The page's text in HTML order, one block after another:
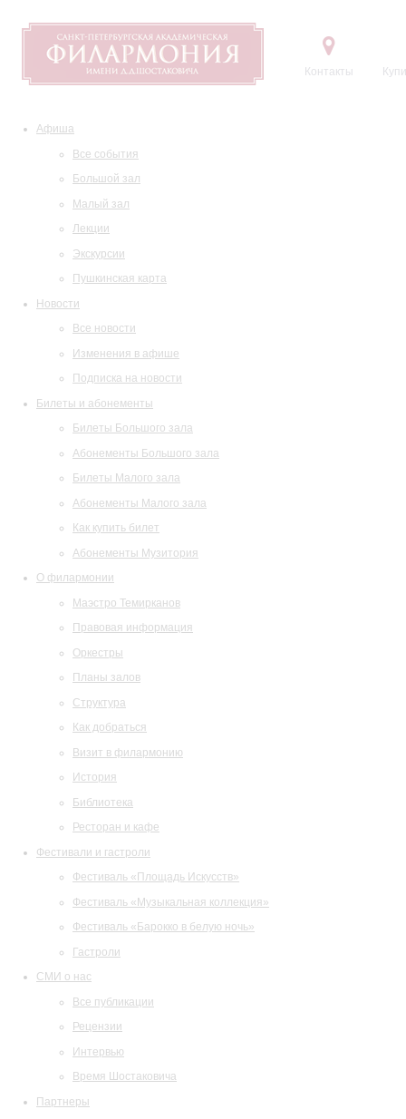
Контакты
Афиша
Все события
Большой зал
Малый зал
Лекции
Экскурсии
Пушкинская карта
Новости
Все новости
Изменения в афише
Подписка на новости
Билеты и абонементы
Билеты Большого зала
Абонементы Большого зала
Билеты Малого зала
Абонементы Малого зала
Как купить билет
Абонементы Музитория
О филармонии
Маэстро Темирканов
Правовая информация
Оркестры
Планы залов
Структура
Как добраться
Визит в филармонию
История
Библиотека
Ресторан и кафе
Фестивали и гастроли
Фестиваль «Площадь Искусств»
Фестиваль «Музыкальная коллекция»
Фестиваль «Барокко в белую ночь»
Гастроли
СМИ о нас
Все публикации
Рецензии
Интервью
Время Шостаковича
Партнеры